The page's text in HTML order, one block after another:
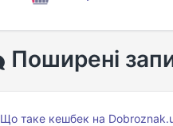
Поширені
Що таке кешбек на